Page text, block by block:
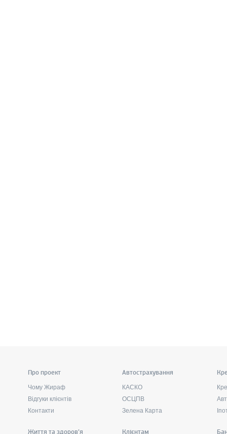
Про проект
Чому Жираф
Відгуки клієнтів
Контакти
Автострахування
КАСКО
ОСЦПВ
Зелена Карта
Життя та здоров'я Клієнтам